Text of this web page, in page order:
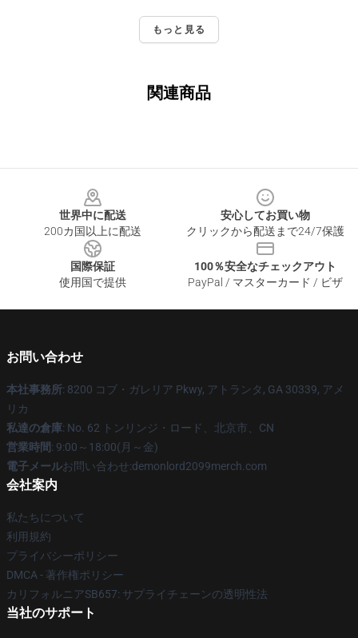
もっと見る
関連商品
世界中に配送
200カ国以上に配送
安心してお買い物
クリックから配送まで24/7保護
国際保証
使用国で提供
100％安全なチェックアウト
PayPal / マスターカード / ビザ
お問い合わせ
本社事務所: 8200 コブ・ガレリア Pkwy, アトランタ, GA 30339, アメ
リカ
私達の倉庫: No. 62 トンリンジ・ロード、北京市、CN
営業時間: 9:00～18:00(月～金)
電子メールお問い合わせ:demonlord2099merch.com
会社案内
私たちについて
利用規約
プライバシーポリシー
DMCA - 著作権ポリシー
カリフォルニアSB657: サプライチェーンの透明性法
当社のサポート